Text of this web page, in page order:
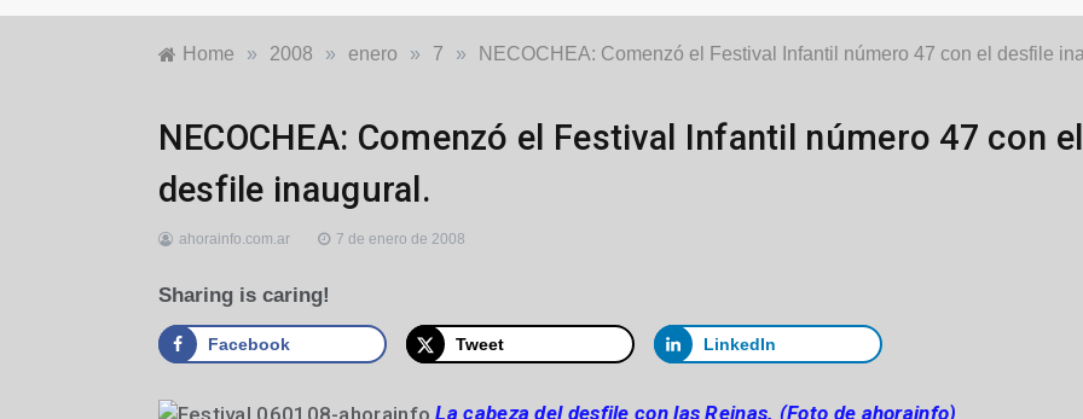
Home » 2008 » enero » 7 » NECOCHEA: Comenzó el Festival Infantil número 47 con el desfile
Locales
NECOCHEA: Comenzó el Festival Infantil número 47 con el
desfile inaugural.
ahorainfo.com.ar 7 de enero de 2008
Sharing is caring!
Facebook Tweet LinkedIn
La cabeza del desfile con las Reinas. (Foto de ahorainfo)